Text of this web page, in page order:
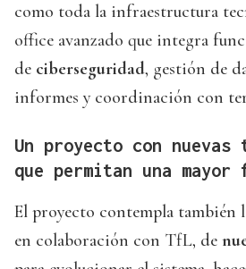
como toda la infraestructura
office avanzado que integra
de ciberseguridad, gestión de
informes y coordinación con
Un proyecto con nuevas
que permitan una
El proyecto contempla también
en colaboración con TfL, de